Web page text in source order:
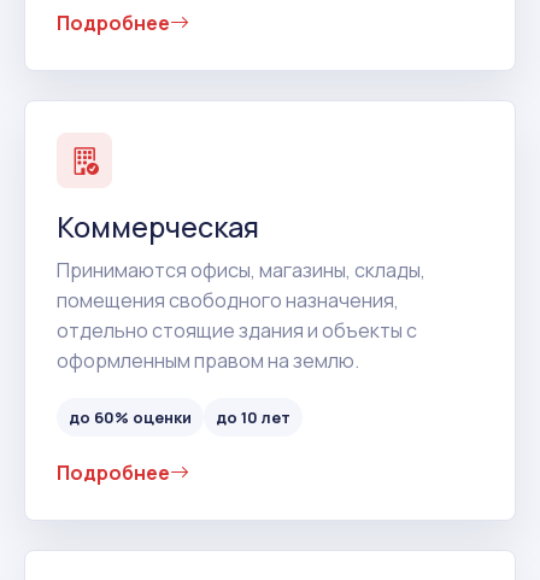
Подробнее
Коммерческая
Принимаются офисы, магазины, склады,
помещения свободного назначения,
отдельно стоящие здания и объекты с
оформленным правом на землю.
до 60% оценки до 10 лет
Подробнее